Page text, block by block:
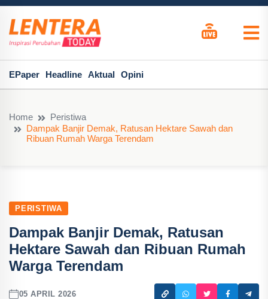
EPaper Headline Aktual Opini
Home
Peristiwa
Dampak Banjir Demak, Ratusan Hektare Sawah dan
Ribuan Rumah Warga Terendam
PERISTIWA
Dampak Banjir Demak, Ratusan
Hektare Sawah dan Ribuan Rumah
Warga Terendam
05 APRIL 2026